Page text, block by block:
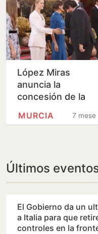
López Miras
anuncia la
concesión de la
la Región de
7 meses
MURCIA
Últimos
El Gobierno da un
a Italia para que
controles en la